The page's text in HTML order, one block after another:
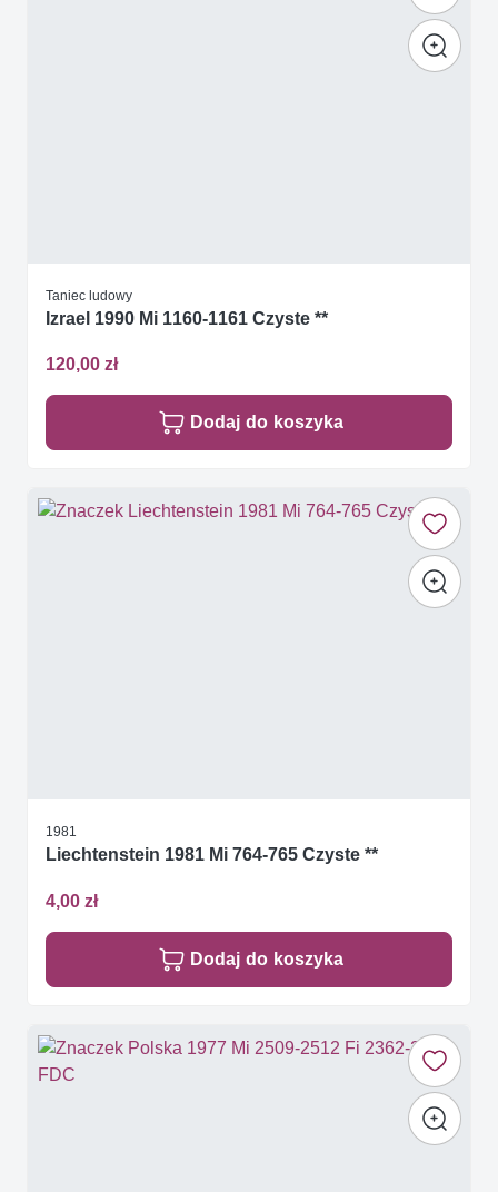
Taniec ludowy
Izrael 1990 Mi 1160-1161 Czyste **
120,00 zł
Dodaj do koszyka
1981
Liechtenstein 1981 Mi 764-765 Czyste **
4,00 zł
Dodaj do koszyka